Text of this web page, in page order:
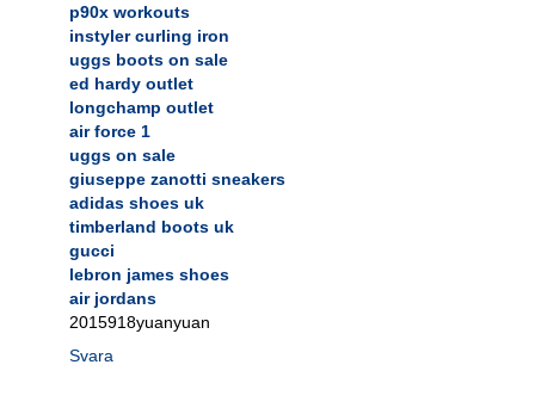
p90x workouts
instyler curling iron
uggs boots on sale
ed hardy outlet
longchamp outlet
air force 1
uggs on sale
giuseppe zanotti sneakers
adidas shoes uk
timberland boots uk
gucci
lebron james shoes
air jordans
2015918yuanyuan
Svara